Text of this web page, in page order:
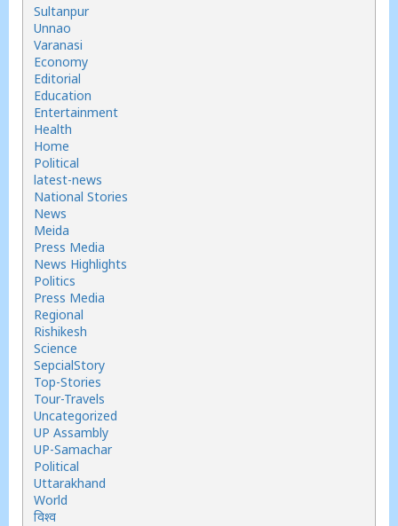
Sultanpur
Unnao
Varanasi
Economy
Editorial
Education
Entertainment
Health
Home
Political
latest-news
National Stories
News
Meida
Press Media
News Highlights
Politics
Press Media
Regional
Rishikesh
Science
SepcialStory
Top-Stories
Tour-Travels
Uncategorized
UP Assambly
UP-Samachar
Political
Uttarakhand
World
विश्व